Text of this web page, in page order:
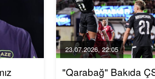
23.07.2026, 22:05
"Qarabağ" Bakıda